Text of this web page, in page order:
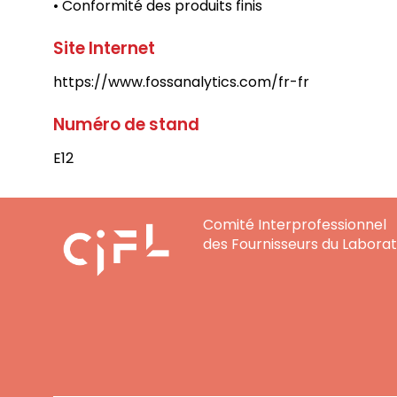
• Conformité des produits finis
Site Internet
https://www.fossanalytics.com/fr-fr
Numéro de stand
E12
Comité Interprofessionnel
des Fournisseurs du